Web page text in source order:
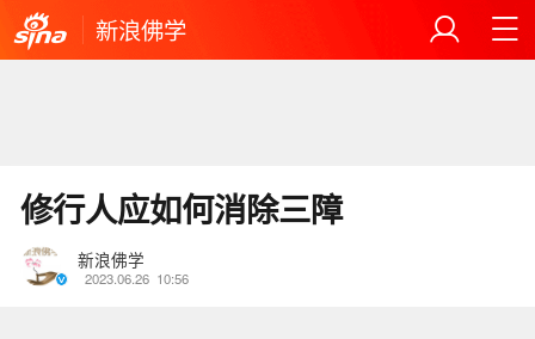
新浪佛学
修行人应如何消除三障
新浪佛学
2023.06.26 10:56